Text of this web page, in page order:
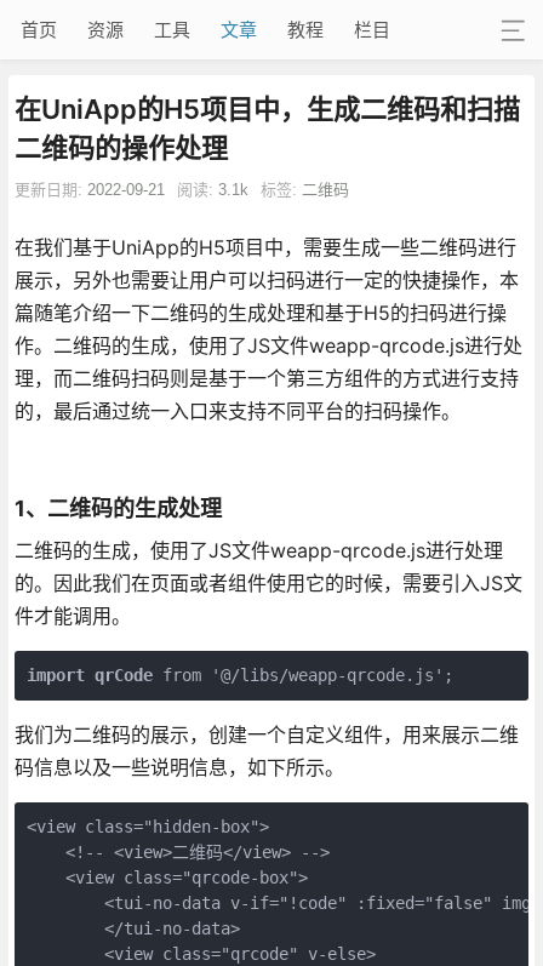
首页 资源 工具 文章 教程 栏目
在UniApp的H5项目中，生成二维码和扫描
二维码的操作处理
更新日期: 2022-09-21 阅读: 3.1k 标签: 二维码
在我们基于UniApp的H5项目中，需要生成一些二维码进行
展示，另外也需要让用户可以扫码进行一定的快捷操作，本
篇随笔介绍一下二维码的生成处理和基于H5的扫码进行操
作。二维码的生成，使用了JS文件weapp-qrcode.js进行处
理，而二维码扫码则是基于一个第三方组件的方式进行支持
的，最后通过统一入口来支持不同平台的扫码操作。
1、二维码的生成处理
二维码的生成，使用了JS文件weapp-qrcode.js进行处理
的。因此我们在页面或者组件使用它的时候，需要引入JS文
件才能调用。
import qrCode from '@/libs/weapp-qrcode.js';
我们为二维码的展示，创建一个自定义组件，用来展示二维
码信息以及一些说明信息，如下所示。
<view class="hidden-box">
    <!-- <view>二维码</view> -->
    <view class="qrcode-box">
<tui-no-data v-if="!code" :fixed="false"
        </tui-no-data>
        <view class="qrcode" v-else>